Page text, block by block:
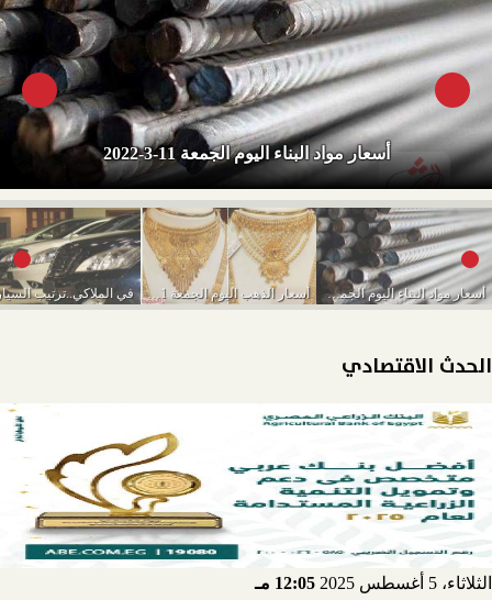
أسعار مواد البناء اليوم الجمعة 11-3-2022
أسعار مواد البناء اليوم الجمعة 11-3-2022 أسعار الذهب اليوم الجمعة 11-3-2022
الحدث الاقتصادي
الثلاثاء، 5 أغسطس 2025 12:05 مـ